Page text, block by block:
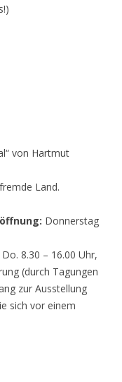
von Hartmut
Land.
Donnerstag
8.30 – 16.00 Uhr,
(durch Tagungen
zur Ausstellung
sich vor einem